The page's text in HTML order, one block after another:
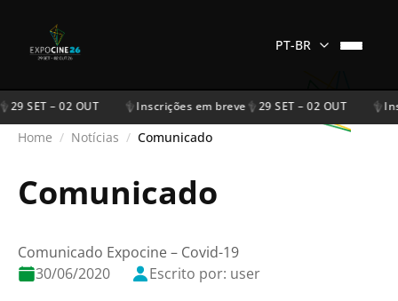
PT-BR
29 SET – 02 OUT Inscrições em breve 29 SET – 02 OUT
Home / Notícias / Comunicado
Comunicado
Comunicado Expocine – Covid-19
30/06/2020
Escrito por: user